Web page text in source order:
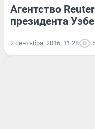
Агентство
президента
2 сентября, 2016, 11:28